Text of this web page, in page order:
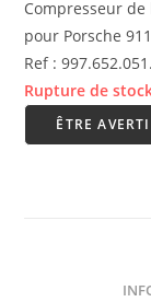
Compresseur
pour Porsche
Ref :
Rupture de
ÊTRE